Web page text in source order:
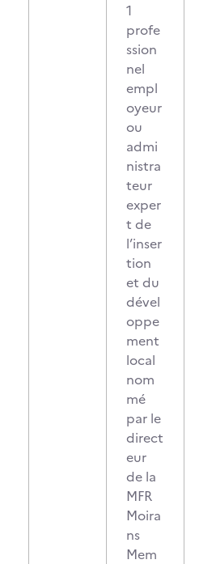
1
profe
ssion
nel
empl
oyeur
ou
admi
nistra
teur
exper
t de
l’inser
tion
et du
dével
oppe
ment
local
nom
mé
par le
direct
eur
de la
MFR
Moira
ns
Mem